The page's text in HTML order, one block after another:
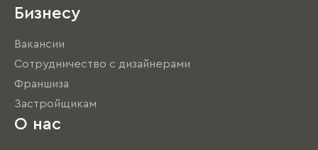
Бизнесу
Вакансии
Сотрудничество с дизайнерами
Франшиза
Застройщикам
О нас